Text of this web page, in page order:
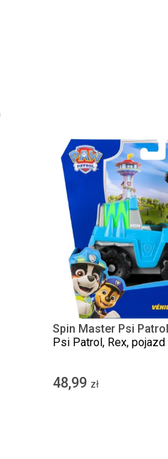
Spin Master Psi Patrol
Psi Patrol, Rex,
48,99 zł